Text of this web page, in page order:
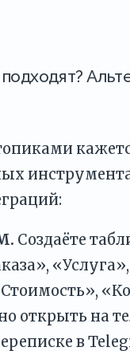
Создаёте
открыть на
в